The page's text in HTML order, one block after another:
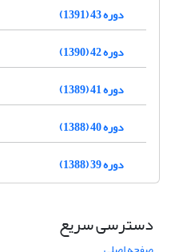
دوره 43 (1391)
دوره 42 (1390)
دوره 41 (1389)
دوره 40 (1388)
دوره 39 (1388)
دسترسی سریع